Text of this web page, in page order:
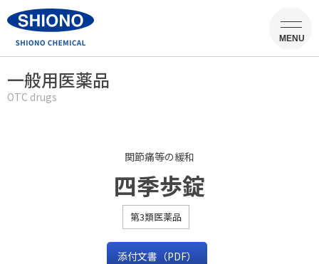
MENU
一般用医薬品
OTC drugs
関節痛等の緩和
四季歩錠
第3類医薬品
添付文書（PDF）